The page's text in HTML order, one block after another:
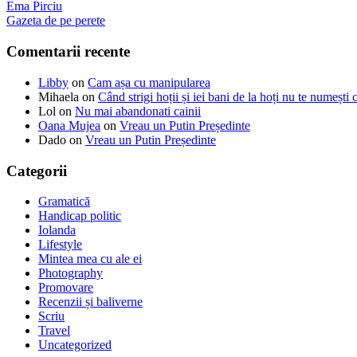
Ema Pirciu
Gazeta de pe perete
Comentarii recente
Libby on Cam așa cu manipularea
Mihaela on Când strigi hoții și iei bani de la hoți nu te numești
Lol on Nu mai abandonati cainii
Oana Mujea on Vreau un Putin Președinte
Dado on Vreau un Putin Președinte
Categorii
Gramatică
Handicap politic
Iolanda
Lifestyle
Mintea mea cu ale ei
Photography
Promovare
Recenzii și baliverne
Scriu
Travel
Uncategorized